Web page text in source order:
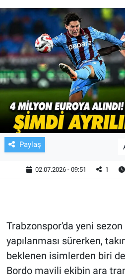
Paylaş
02.07.2026 - 09:51 1
Trabzonspor'da yeni
yapılanması sürerken,
beklenen isimlerden biri
Bordo mavili ekibin ara
TV VE SİNEMA
BASKETBOL
SAĞLIK
GENEL
KÜLTÜR SANAT
ASAYİŞ
EKONOMİ
ÇEVRE
HABERDE İNSAN